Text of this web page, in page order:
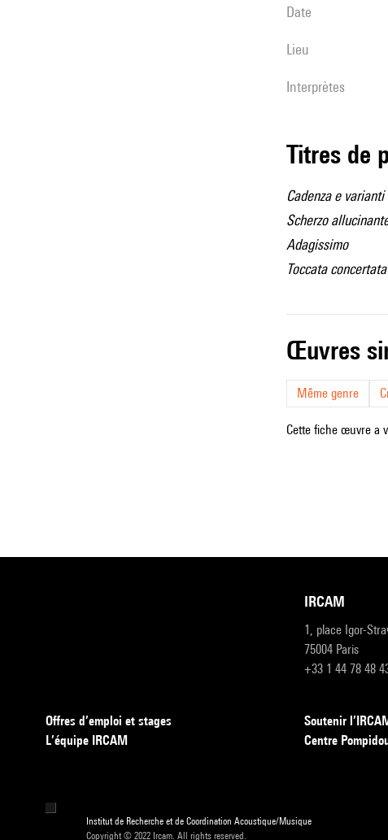
date
lieu
interprètes
Titres de
Cadenza e varianti
Scherzo
Adagissimo
Toccata concertata
œuvres
Même genre
Cette fiche œuvre a
IRCAM
1, place Igor-
75004 Paris
+33 1 44 78 48
Offres d’emploi et stages
L’équipe IRCAM
Soutenir
Centre
Institut de Recherche et de Coordination Acoustique/Musique
Copyright © 2022 Ircam. All rights reserved.